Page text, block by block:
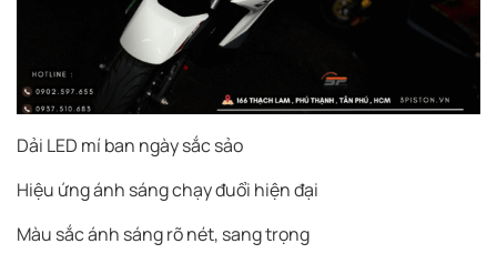
Dải LED mí ban ngày sắc sảo
Hiệu ứng ánh sáng chạy đuổi hiện đại
Màu sắc ánh sáng rõ nét, sang trọng